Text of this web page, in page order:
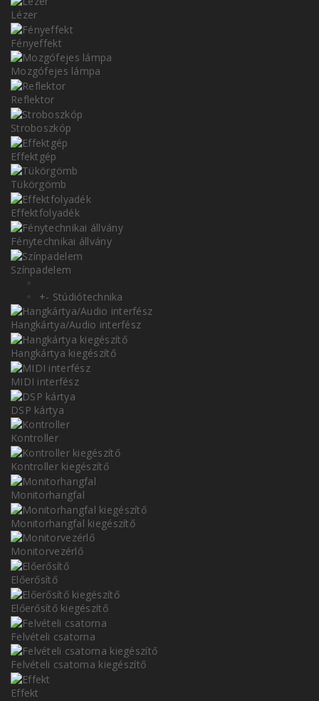
Lézer
Fényeffekt
Mozgófejes lámpa
Reflektor
Stroboszkóp
Effektgép
Tükörgömb
Effektfolyadék
Fénytechnikai állvány
Színpadelem
+- Stúdiótechnika
Hangkártya/Audio interfész
Hangkártya kiegészítő
MIDI interfész
DSP kártya
Kontroller
Kontroller kiegészítő
Monitorhangfal
Monitorhangfal kiegészítő
Monitorvezérlő
Előerősítő
Előerősítő kiegészítő
Felvételi csatorna
Felvételi csatorna kiegészítő
Effekt